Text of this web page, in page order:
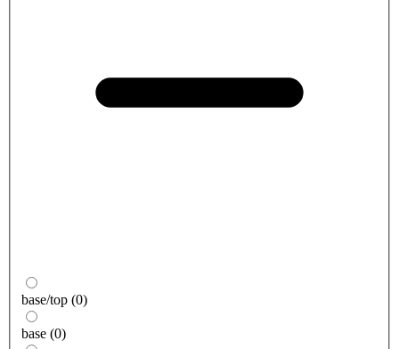
base/top (0)
base (0)